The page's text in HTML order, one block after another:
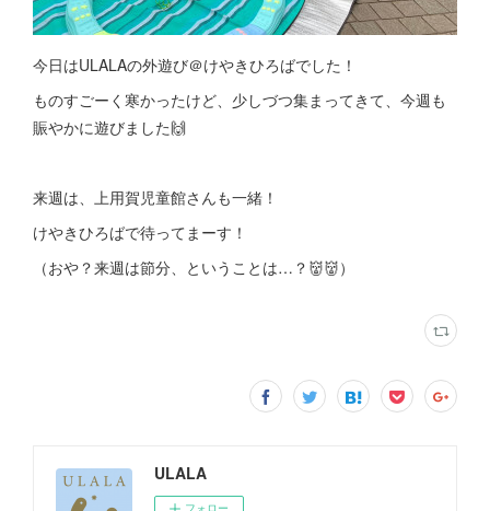
今日はULALAの外遊び＠けやきひろばでした！
ものすごーく寒かったけど、少しづつ集まってきて、今週も
賑やかに遊びました🙌
来週は、上用賀児童館さんも一緒！
けやきひろばで待ってまーす！
（おや？来週は節分、ということは…？👹👹）
ULALA
フォロー